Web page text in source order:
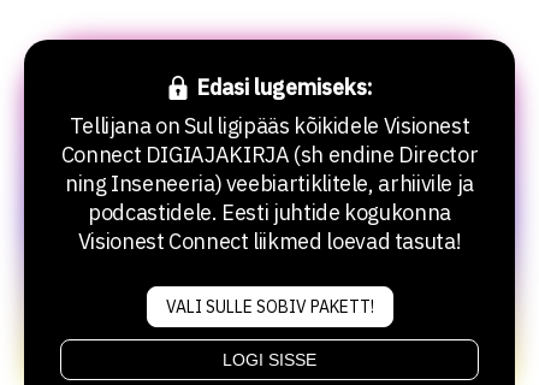
Edasi lugemiseks:
Tellijana on Sul ligipääs kõikidele Visionest
Connect DIGIAJAKIRJA (sh endine Director
ning Inseneeria) veebiartiklitele, arhiivile ja
podcastidele. Eesti juhtide kogukonna
Visionest Connect liikmed loevad tasuta!
VALI SULLE SOBIV PAKETT!
LOGI SISSE